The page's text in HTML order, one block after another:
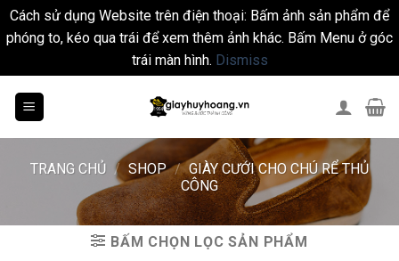
Cách sử dụng Website trên điện thoại: Bấm ảnh sản phẩm để
phóng to, kéo qua trái để xem thêm ảnh khác. Bấm Menu ở góc
trái màn hình. Dismiss
TRANG CHỦ / SHOP / GIÀY CƯỚI CHO CHÚ RỂ THỦ
CÔNG
BẤM CHỌN LỌC SẢN PHẨM